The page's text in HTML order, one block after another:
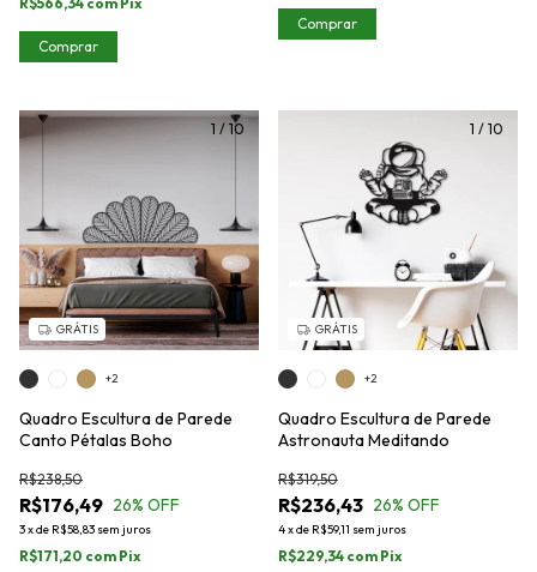
Comprar
Comprar
1 / 10
GRÁTIS
Quadro Escultura de Parede
Canto Pétalas Boho
R$176,49
R$238,50
26% OFF
3xde R$58,83 sem juros
R$171,20 com Pix
+2
1 / 10
GRÁTIS
Quadro Escultura de Parede
Astronauta Meditando
R$236,43
R$319,50
26% OFF
4xde R$59,11 sem juros
R$229,34 com Pix
+2